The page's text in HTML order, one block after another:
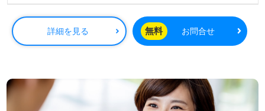
◎幅広い年代層の方が活躍中！『同僚と支え合い、協力し
合える！』あたたかなカルチャーが魅力の事業所様！◎
看護助手や介護職経験のある方をお迎えします。デイサー
ビスでの経験は問いません。手厚いOJT/研修制度、中途採
サービスで働きたい、メリハリをつけた働きたい』『施設
形態や環境を変えて仕事をしたい』等の方も大歓迎です！
サービスエリアは東大阪市、八尾市、大東市。送迎業務が
詳細を見る 無料 お問合せ